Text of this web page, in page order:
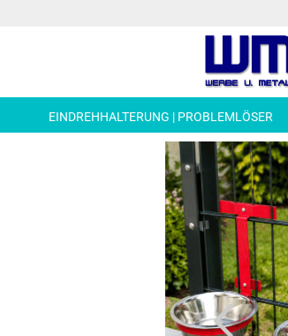
EINDREHHALTERUNG | PROBLEMLÖSER